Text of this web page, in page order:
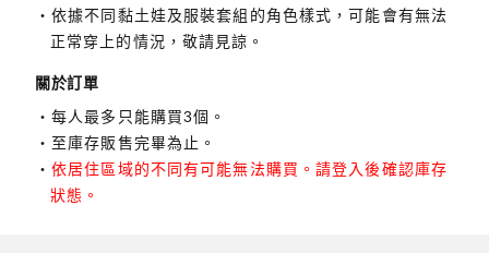
依據不同黏土娃及服裝套組的角色樣式，可能會有無法
正常穿上的情況，敬請見諒。
關於訂單
每人最多只能購買3個。
至庫存販售完畢為止。
依居住區域的不同有可能無法購買。請登入後確認庫存
狀態。